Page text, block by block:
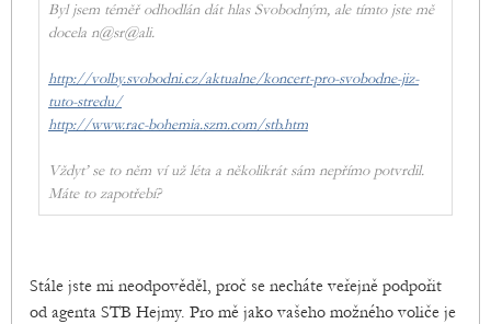
Byl jsem téměř odhodlán dát hlas Svobodným, ale tímto jste mě
docela n@sr@ali.
http://volby.svobodni.cz/aktualne/koncert-pro-svobodne-jiz-
tuto-stredu/
http://www.rac-bohemia.szm.com/stb.htm
Vždyť se to něm ví už léta a několikrát sám nepřímo potvrdil.
Máte to zapotřebí?
Stále jste mi neodpověděl, proč se necháte veřejně podpořit
od agenta STB Hejmy. Pro mě jako vašeho možného voliče je